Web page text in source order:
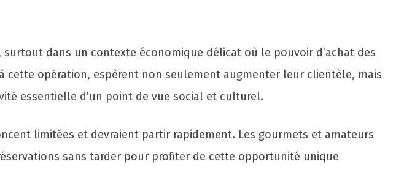
dans un contexte économique délicat où le pouvoir d’achat des
cette opération, espèrent non seulement augmenter leur clientèle, mais
essentielle d’un point de vue social et culturel.
limitées et devraient partir rapidement. Les gourmets et amateurs
sans tarder pour profiter de cette opportunité unique